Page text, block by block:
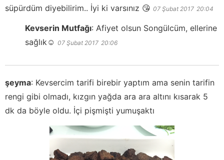
süpürdüm diyebilirim.. İyi ki varsınız 😘 07 Şubat 2017 20:04
Kevserin Mutfağı: Afiyet olsun Songülcüm, ellerine
sağlık☺️ 07 Şubat 2017 20:06
şeyma: Kevsercim tarifi birebir yaptım ama senin tarifin
rengi gibi olmadı, kızgın yağda ara ara altını kısarak 5
dk da böyle oldu. İçi pişmişti yumuşaktı